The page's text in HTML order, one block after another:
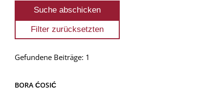
Gefundene Beiträge: 1
BORA ĆOSIĆ